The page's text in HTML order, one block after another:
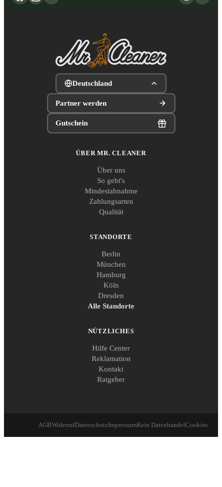
Deutschland
Partner werden
Gutschein
ÜBER MR. CLEANER
Über uns
So geht's
Mindestabnahme
Zahlungsarten
Qualität
STANDORTE
Berlin
München
Hamburg
Köln
Dresden
Alle Standorte
NÜTZLICHES
Hilfe Center
Reklamation
Kontakt
Ratgeber
AGBWiderrufDatenschutzImpressumKein DatenhandelCookies